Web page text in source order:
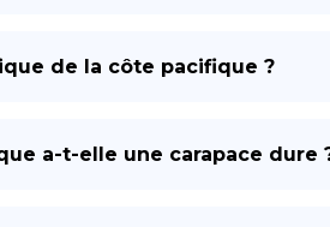
de la côte pacifique ?
a-t-elle une carapace dure